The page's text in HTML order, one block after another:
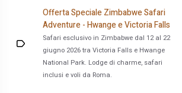
Offerta Speciale Zimbabwe Safari
Adventure - Hwange e Victoria Falls
Safari esclusivo in Zimbabwe dal 12 al 22
giugno 2026 tra Victoria Falls e Hwange
National Park. Lodge di charme, safari
inclusi e voli da Roma.